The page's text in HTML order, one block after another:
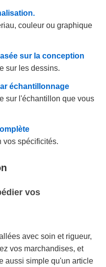
couleur ou graphique
sur la conception
sur les dessins.
échantillonnage
sur l'échantillon que vous
vos spécificités.
vos
avec soin et rigueur,
vos marchandises, et
aussi simple qu'un article